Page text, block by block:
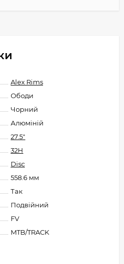
Alex Rims
Ободи
Чорний
Алюміній
27.5"
32H
Disc
558.6 мм
Так
Подвійний
FV
MTB/TRACK